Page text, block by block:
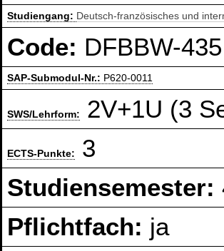
Studiengang: Deutsch-französisches und
Code: DFBBW-435
SAP-Submodul-Nr.: P620-0011
SWS/Lehrform: 2V+1U (3
ECTS-Punkte:
3
Studiensemester:
Pflichtfach: ja